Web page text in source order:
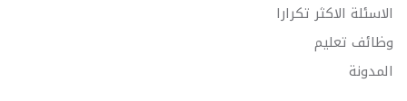
الاسئلة الاكثر تكرارا
وظائف تعليم
المدونة